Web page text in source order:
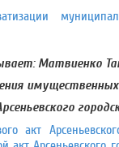
Матвиенко
акт